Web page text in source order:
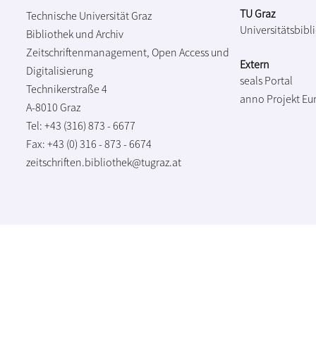
Technische Universität Graz
Bibliothek und Archiv
Zeitschriftenmanagement, Open Access und
Digitalisierung
Technikerstraße 4
A-8010 Graz
Tel: +43 (316) 873 - 6677
Fax: +43 (0) 316 - 873 - 6674
zeitschriften.bibliothek@tugraz.at
TU Graz
Extern
seals Portal
anno Projekt